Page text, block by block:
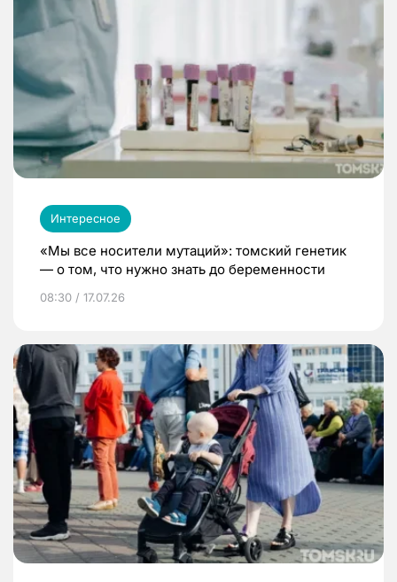
Интересное
«Мы все носители мутаций»: томский генетик
— о том, что нужно знать до беременности
08:30 / 17.07.26